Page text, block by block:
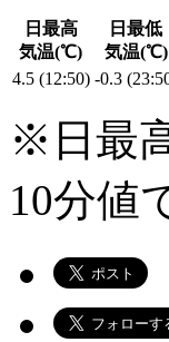
日最高
気温(℃)
日最低
気温(℃)
4.5 (12:50) -0.3
※日最
10分値